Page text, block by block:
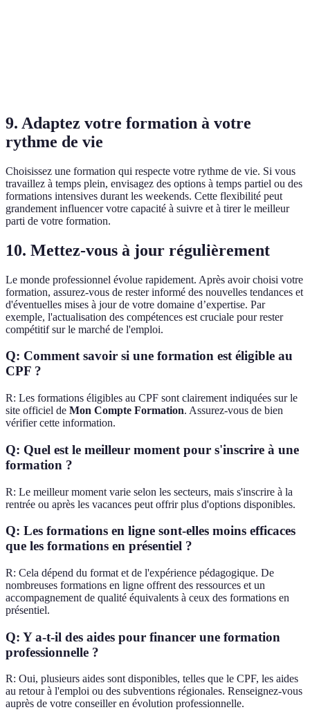
9. Adaptez votre formation à votre
rythme de vie
Choisissez une formation qui respecte votre rythme de vie. Si vous
travaillez à temps plein, envisagez des options à temps partiel ou des
formations intensives durant les weekends. Cette flexibilité peut
grandement influencer votre capacité à suivre et à tirer le meilleur
parti de votre formation.
10. Mettez-vous à jour régulièrement
Le monde professionnel évolue rapidement. Après avoir choisi votre
formation, assurez-vous de rester informé des nouvelles tendances et
d'éventuelles mises à jour de votre domaine d’expertise. Par
exemple, l'actualisation des compétences est cruciale pour rester
compétitif sur le marché de l'emploi.
Q: Comment savoir si une formation est éligible au
CPF ?
R: Les formations éligibles au CPF sont clairement indiquées sur le
site officiel de Mon Compte Formation. Assurez-vous de bien
vérifier cette information.
Q: Quel est le meilleur moment pour s'inscrire à une
formation ?
R: Le meilleur moment varie selon les secteurs, mais s'inscrire à la
rentrée ou après les vacances peut offrir plus d'options disponibles.
Q: Les formations en ligne sont-elles moins efficaces
que les formations en présentiel ?
R: Cela dépend du format et de l'expérience pédagogique. De
nombreuses formations en ligne offrent des ressources et un
accompagnement de qualité équivalents à ceux des formations en
présentiel.
Q: Y a-t-il des aides pour financer une formation
professionnelle ?
R: Oui, plusieurs aides sont disponibles, telles que le CPF, les aides
au retour à l'emploi ou des subventions régionales. Renseignez-vous
auprès de votre conseiller en évolution professionnelle.